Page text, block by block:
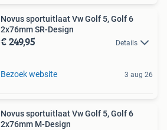
Novus sportuitlaat Vw Golf 5, Golf 6
2x76mm SR-Design
€ 249,95 Details
Bezoek website 3 aug 26
Novus sportuitlaat Vw Golf 5, Golf 6
2x76mm M-Design